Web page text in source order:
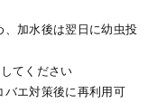
加水後は翌日に幼虫投
てください
エ対策後に再利用可